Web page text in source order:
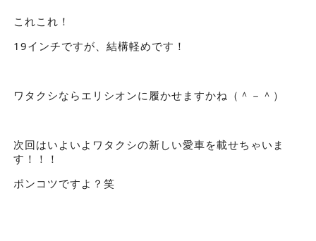
これこれ！
19インチですが、結構軽めです！
ワタクシならエリシオンに履かせますかね（＾－＾）
次回はいよいよワタクシの新しい愛車を載せちゃいま
す！！！
ポンコツですよ？笑